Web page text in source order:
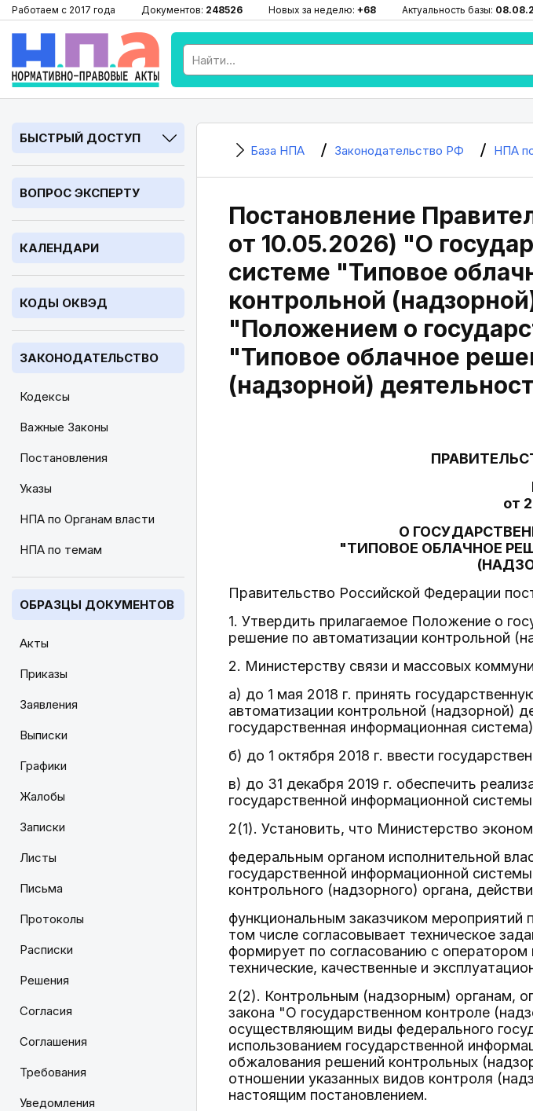
Работаем с 2017 года Документов: 248526 Новых за неделю: +68 Актуальность базы:
БЫСТРЫЙ ДОСТУП
ВОПРОС ЭКСПЕРТУ
КАЛЕНДАРИ
КОДЫ ОКВЭД
ЗАКОНОДАТЕЛЬСТВО
Кодексы
Важные Законы
Постановления
Указы
НПА по Органам власти
НПА по темам
ОБРАЗЦЫ ДОКУМЕНТОВ
Акты
Приказы
Заявления
Выписки
Графики
Жалобы
Записки
Листы
Письма
Протоколы
Расписки
Решения
Согласия
Соглашения
Требования
Уведомления
База НПА Законодательство РФ НПА
Постановление
от 10.05.2026) "О
системе "Типовое
контрольной
"Положением о
"Типовое облачное
(надзорной)
от
О
"ТИПОВОЕ ОБЛАЧНОЕ
Правительство Российской Федерации
1. Утвердить прилагаемое Положение о
решение по автоматизации контрольной
2. Министерству связи и массовых
а) до 1 мая 2018 г. принять
автоматизации контрольной (надзорной)
государственная информационная
б) до 1 октября 2018 г. ввести
в) до 31 декабря 2019 г. обеспечить
государственной информационной
2(1). Установить, что Министерство
федеральным органом исполнительной
государственной информационной
контрольного (надзорного) органа,
функциональным заказчиком
том числе согласовывает техническое
формирует по согласованию с
технические, качественные и
2(2). Контрольным (надзорным) органам,
закона "О государственном контроле
осуществляющим виды федерального
использованием государственной
обжалования решений контрольных
отношении указанных видов контроля
настоящим постановлением.